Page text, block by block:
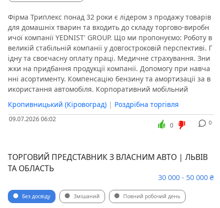
Фірма Триплекс понад 32 роки є лідером з продажу товарів
для домашніх тварин та входить до складу торгово-виробн
ичої компанії YEDNIST' GROUP. Що ми пропонуємо: Роботу в
великій стабільній компанії у довгостроковій перспективі. Г
ідну та своєчасну оплату праці. Медичне страхування. Зни
жки на придбання продукції компанії. Допомогу при навча
нні асортименту. Компенсацію бензину та амортизації за в
икористання автомобіля. Корпоративний мобільний
Кропивницький (Кіровоград) | Роздрібна торгівля
09.07.2026 06:02 0
0
ТОРГОВИЙ ПРЕДСТАВНИК З ВЛАСНИМ АВТО | ЛЬВІВ
ТА ОБЛАСТЬ
30 000 - 50 000 ₴
Без досвіду Змішаний Повний робочий день